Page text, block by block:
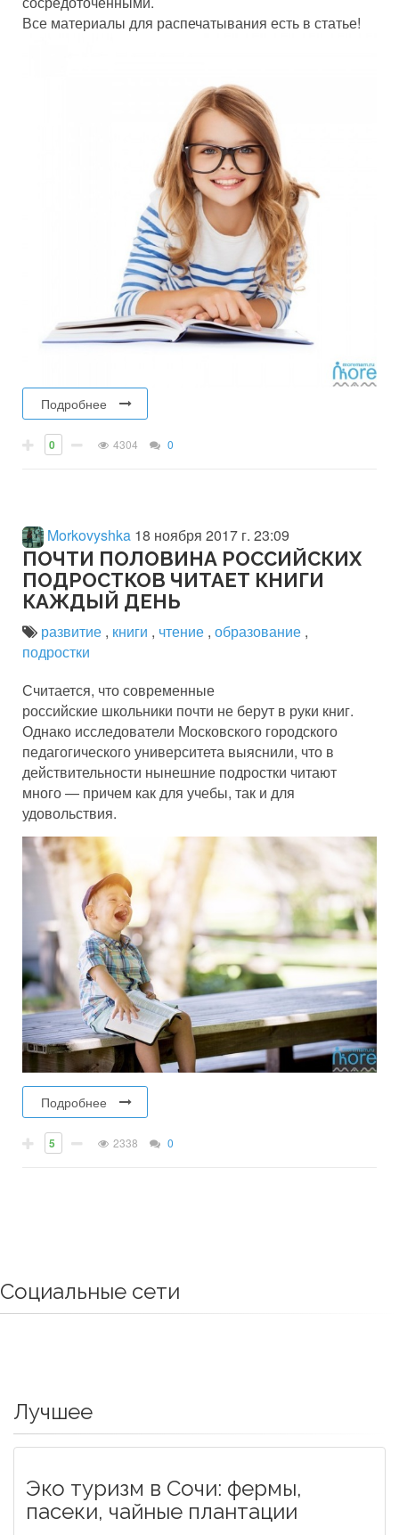
Все материалы для распечатывания есть в статье!
Подробнее
0 4304 0
Morkovyshka 18 ноября 2017 г. 23:09
ПОЧТИ ПОЛОВИНА РОССИЙСКИХ
ПОДРОСТКОВ ЧИТАЕТ КНИГИ
КАЖДЫЙ ДЕНЬ
развитие , книги , чтение , образование ,
подростки
Считается, что современные
российские школьники почти не берут в руки книг.
Однако исследователи Московского городского
педагогического университета выяснили, что в
действительности нынешние подростки читают
много — причем как для учебы, так и для
удовольствия.
Подробнее
5 2338 0
Социальные сети
Лучшее
Эко туризм в Сочи: фермы,
пасеки, чайные плантации